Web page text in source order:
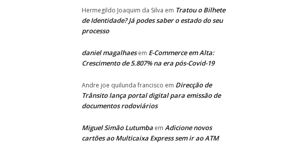
Hermegildo Joaquim da Silva em Tratou o Bilhete
de Identidade? Já podes saber o estado do seu
processo
daniel magalhaesem E-Commerce em Alta:
Crescimento de 5.807% na era pós-Covid-19
Andre joe quilunda francisco em Direcção de
Trânsito lança portal digital para emissão de
documentos rodoviários
Miguel Simão Lutumba em Adicione novos
cartões ao Multicaixa Express sem ir ao ATM